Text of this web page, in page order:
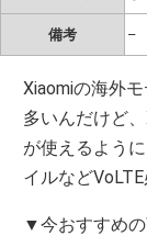
備考 –
Xiaomiの海外
多いんだけど
が使えるよう
イルなど
▼今おすすめ